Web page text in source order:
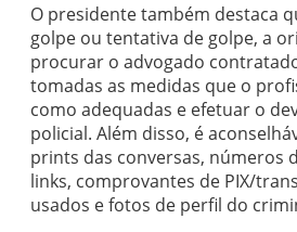
O presidente também destaca
golpe ou tentativa de golpe, a
procurar o advogado
tomadas as medidas que o
como adequadas e efetuar o
policial. Além disso, é
prints das conversas, números
links, comprovantes de PIX/
usados e fotos de perfil do